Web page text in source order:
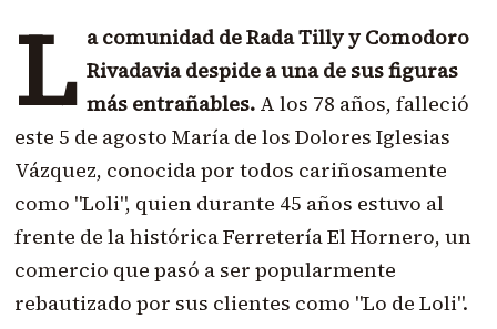
L a comunidad de Rada Tilly y Comodoro
Rivadavia despide a una de sus figuras
más entrañables.A los 78 años, falleció
este 5 de agosto María de los Dolores Iglesias
Vázquez, conocida por todos cariñosamente
como "Loli", quien durante 45 años estuvo al
frente de la histórica Ferretería El Hornero, un
comercio que pasó a ser popularmente
rebautizado por sus clientes como "Lo de Loli".